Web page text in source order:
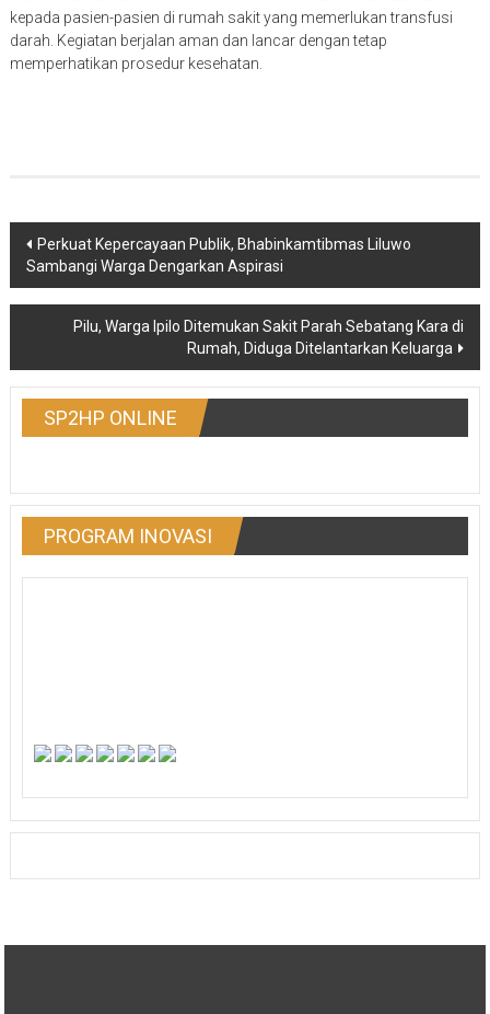
kepada pasien-pasien di rumah sakit yang memerlukan transfusi
darah. Kegiatan berjalan aman dan lancar dengan tetap
memperhatikan prosedur kesehatan.
Post
navigation
Perkuat Kepercayaan Publik, Bhabinkamtibmas Liluwo
Sambangi Warga Dengarkan Aspirasi
Pilu, Warga Ipilo Ditemukan Sakit Parah Sebatang Kara di
Rumah, Diduga Ditelantarkan Keluarga
SP2HP ONLINE
PROGRAM INOVASI